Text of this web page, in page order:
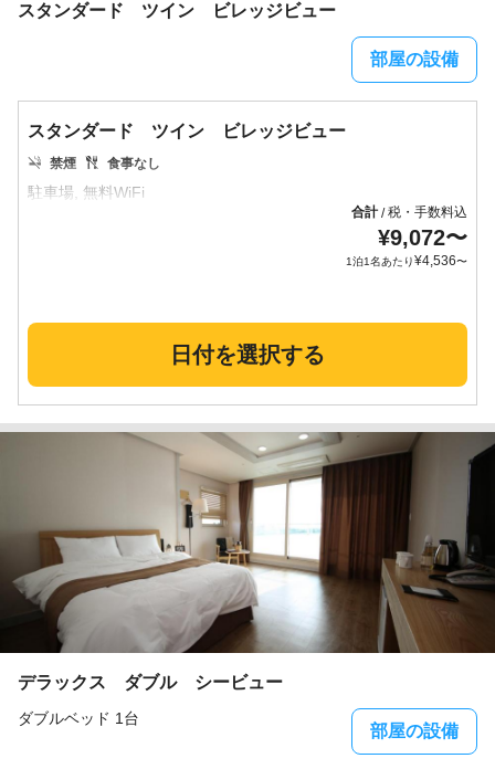
スタンダード ツイン ビレッジビュー
部屋の設備
スタンダード ツイン ビレッジビュー
禁煙 食事なし
合計/税・手数料込
¥9,072〜
1泊1名あたり¥4,536〜
日付を選択する
デラックス ダブル シービュー
ダブルベッド 1台
部屋の設備